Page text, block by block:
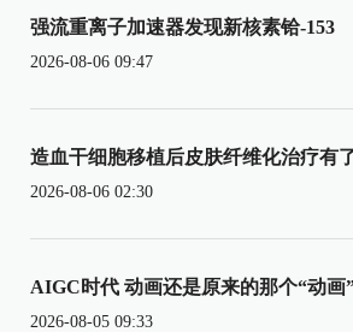
强流重离子加速器发现新核素铪-153
2026-08-06 09:47
造血干细胞移植后皮肤纤维化治疗有
2026-08-06 02:30
AIGC时代 动画还是原来的那个“动画
2026-08-05 09:33